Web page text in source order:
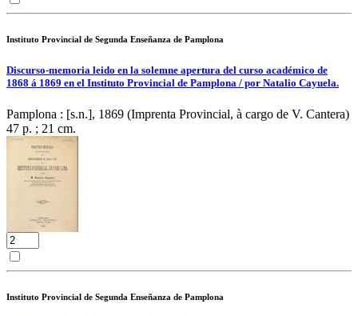
Instituto Provincial de Segunda Enseñanza de Pamplona
Discurso-memoria leido en la solemne apertura del curso académico de
1868 á 1869 en el Instituto Provincial de Pamplona / por Natalio Cayuela.
Pamplona : [s.n.], 1869 (Imprenta Provincial, à cargo de V. Cantera)
47 p. ; 21 cm.
Instituto Provincial de Segunda Enseñanza de Pamplona